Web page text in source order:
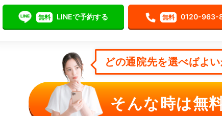
無料 LINEで予約する 無料 0120-963-
どの通院先を選べばよ
そんな時は無